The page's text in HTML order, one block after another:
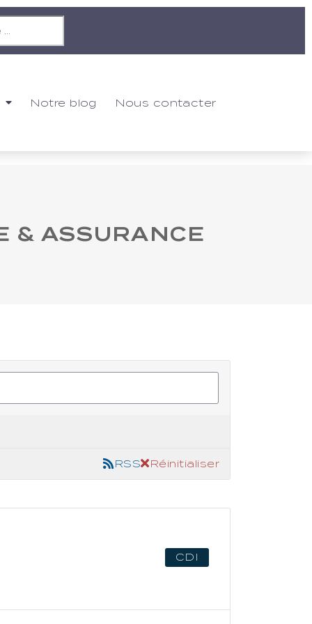
Notre blog Nous contacter
& ASSURANCE
Réinitialiser
RSS
CDI